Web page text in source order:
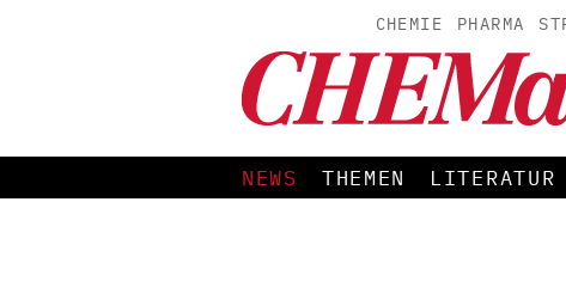
CHEMIE PHARMA
NEWS THEMEN LITERATUR